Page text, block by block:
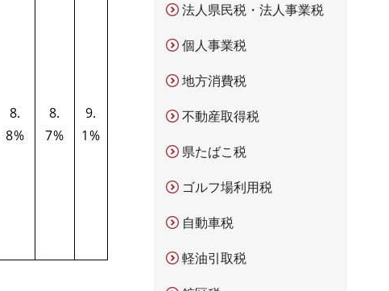
8.
8%
8.
7%
9.
1%
法人県民税・法人事業税
個人事業税
地方消費税
不動産取得税
県たばこ税
ゴルフ場利用税
自動車税
軽油引取税